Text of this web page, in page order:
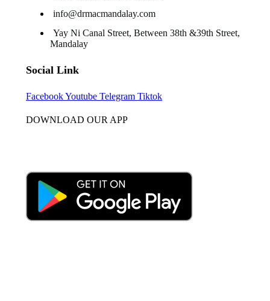
info@drmacmandalay.com
Yay Ni Canal Street, Between 38th &39th Street,
Mandalay
Social Link
FacebookYoutube Telegram Tiktok
DOWNLOAD OUR APP